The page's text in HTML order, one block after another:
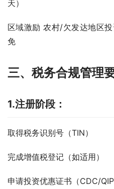
天）
区域激励 农村/欠发达地区
免
三、税务合规管理
1.注册阶段：
取得税务识别号（TIN）
完成增值税登记（如适用）
申请投资优惠证书（CDC/QIP